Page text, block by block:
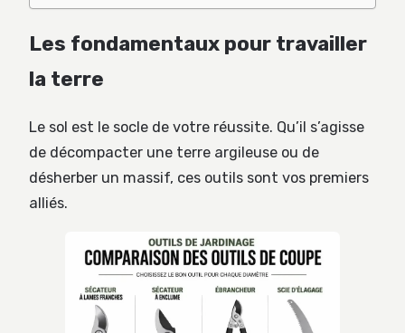
Les fondamentaux pour travailler
la terre
Le sol est le socle de votre réussite. Qu’il s’agisse
de décompacter une terre argileuse ou de
désherber un massif, ces outils sont vos premiers
alliés.